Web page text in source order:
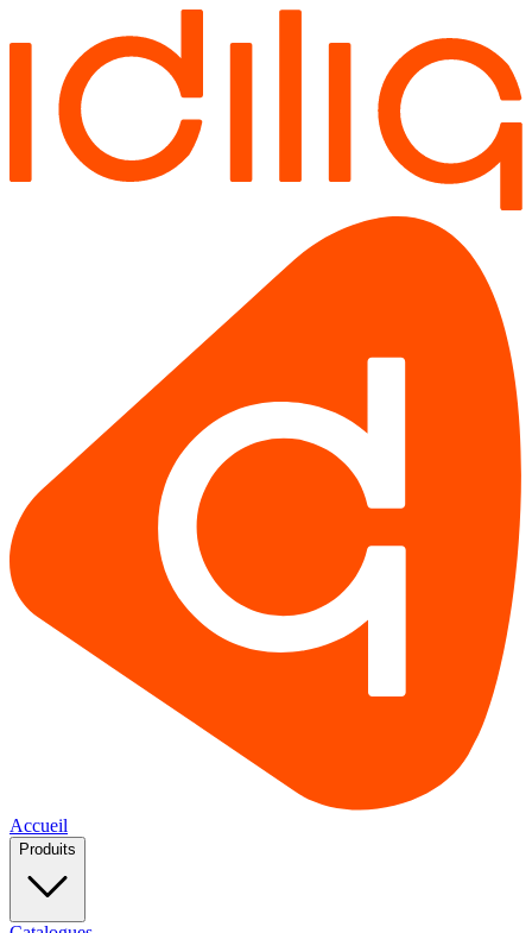
Accueil
Produits